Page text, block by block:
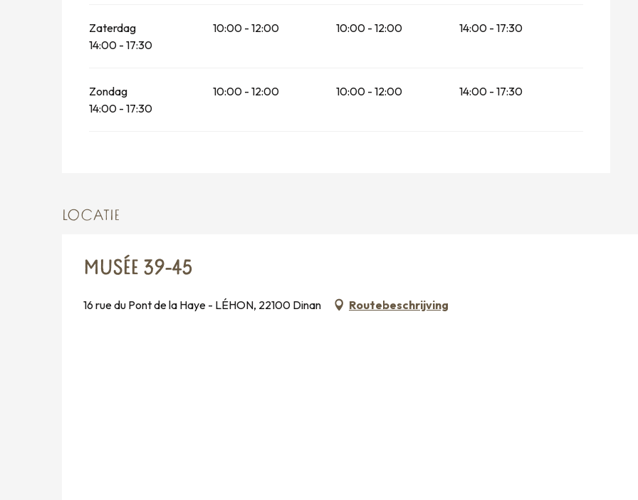
Zaterdag 10:00 - 12:00 10:00 - 12:00
14:00 - 17:30
14:00 - 17:30
Zondag 10:00 - 12:00 10:00 - 12:00
14:00 - 17:30
14:00 - 17:30
LOCATIE
MUSÉE 39-45
16 rue du Pont de la Haye - LÉHON, 22100 Dinan Routebeschrijving